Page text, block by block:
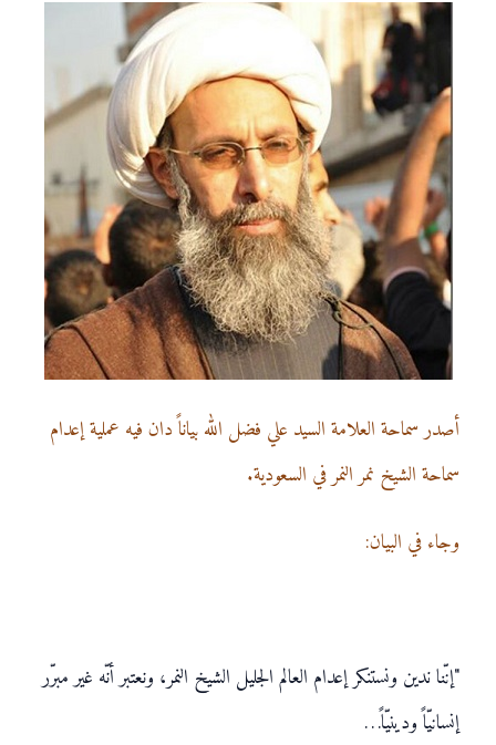
أصدر سماحة العلامة السيد علي فضل الله بياناً دان فيه عملية إعدام
سماحة الشيخ نمر النمر في السعودية.
وجاء في البيان:
"إنّنا ندين ونستنكر إعدام العالم الجليل الشيخ النمر، ونعتبر أنّه غير مبرّر
إنسانيّاً ودينيّاً…